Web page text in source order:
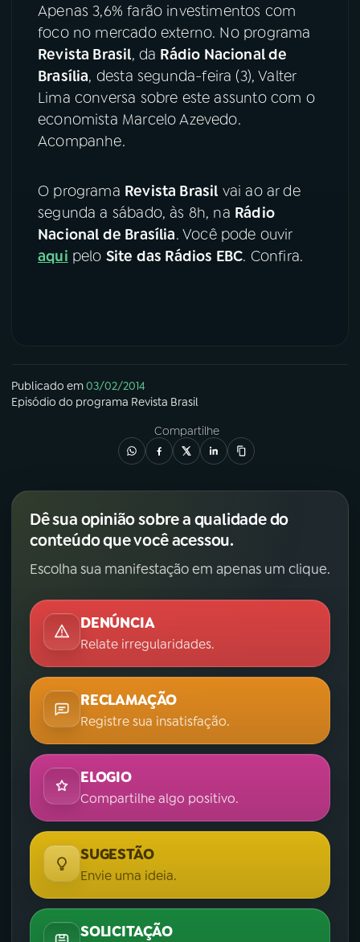
06VIDEOCASTS
ÚLTIMAS
08FESTIVAL DE MÚSICA
ACOMPANHE A RÁDIO NACIONAL
YouTube Facebook
Instagram
Apenas 3,6% farão investimentos com
foco no mercado externo. No programa
Revista Brasil, da Rádio Nacional de
Brasília, desta segunda-feira (3), Valter
Lima conversa sobre este assunto com o
economista Marcelo Azevedo.
Acompanhe.
O programa Revista Brasil vai ao ar de
segunda a sábado, às 8h, na Rádio
Nacional de Brasília. Você pode ouvir
aqui pelo Site das Rádios EBC. Confira.
Publicado em03/02/2014
Episódio do programa Revista Brasil
Compartilhe
Dê sua opinião sobre a qualidade do
conteúdo que você acessou.
Escolha sua manifestação em apenas um clique.
DENÚNCIA
Relate irregularidades.
RECLAMAÇÃO
Registre sua insatisfação.
ELOGIO
Compartilhe algo positivo.
SUGESTÃO
Envie uma ideia.
SOLICITAÇÃO